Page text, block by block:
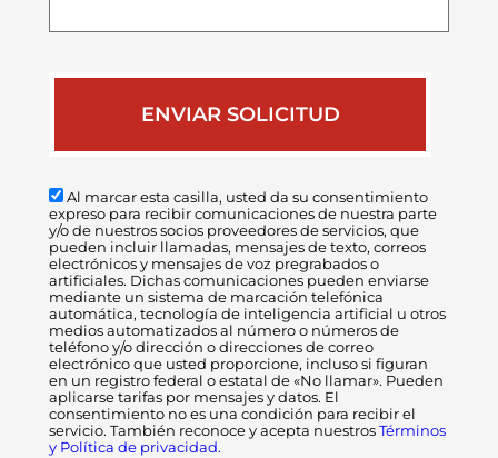
Al marcar esta casilla, usted da su consentimiento
expreso para recibir comunicaciones de nuestra parte
y/o de nuestros socios proveedores de servicios, que
pueden incluir llamadas, mensajes de texto, correos
electrónicos y mensajes de voz pregrabados o
artificiales. Dichas comunicaciones pueden enviarse
mediante un sistema de marcación telefónica
automática, tecnología de inteligencia artificial u otros
medios automatizados al número o números de
teléfono y/o dirección o direcciones de correo
electrónico que usted proporcione, incluso si figuran
en un registro federal o estatal de «No llamar». Pueden
aplicarse tarifas por mensajes y datos. El
consentimiento no es una condición para recibir el
servicio. También reconoce y acepta nuestros Términos
y Política de privacidad.